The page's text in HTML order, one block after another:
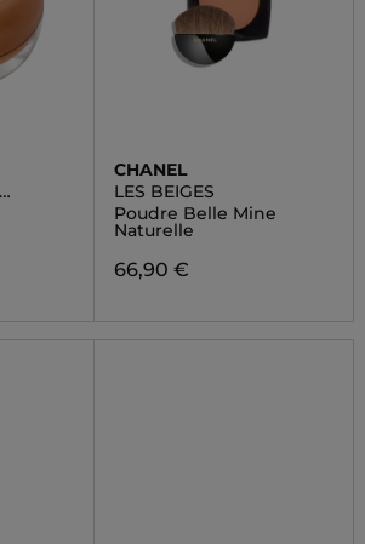
CHANEL
LES BEIGES
Poudre Belle Mine
Naturelle
66,90 €